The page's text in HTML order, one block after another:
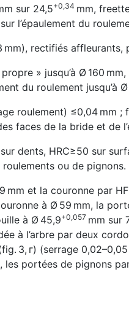
sur 24,5+0,34 mm,
l’épaulement du
rectifiés affleurants,
» jusqu’à Ø 160
du roulement jusqu’à Ø
roulement) ≤0,04 mm
faces de la bride et de
dents, HRC≥50 sur
ou de pignons.
et la couronne par
à Ø 59 mm, la
à Ø 45,9+0,057 mm sur
à l’arbre par deux
3, г) (serrage
portées de pignons